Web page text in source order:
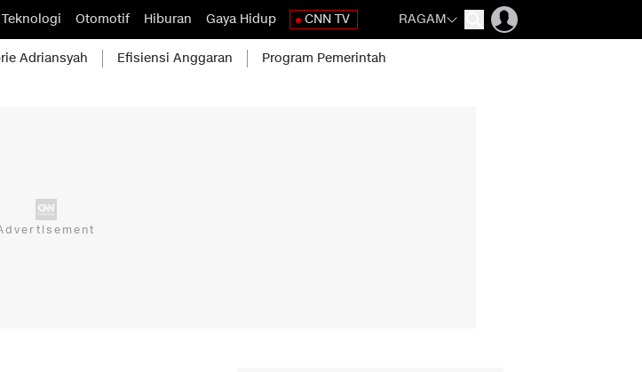
Teknologi Otomotif Hiburan Gaya Hidup CNN TV RAGAM
Adriansyah Efisiensi Anggaran Program Pemerintah